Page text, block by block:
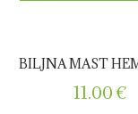
BILJNA MAST
11.00 €